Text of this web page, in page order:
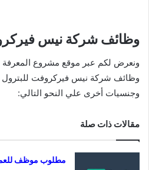
وظائف شركة نيس فيركروفت
ونعرض لكم عبر موقع مشروع
وظائف شركة نيس فيركروفت للبترول
وجنسيات أخرى علي النحو التالي:
مقالات ذات صلة
مطلوب موظف